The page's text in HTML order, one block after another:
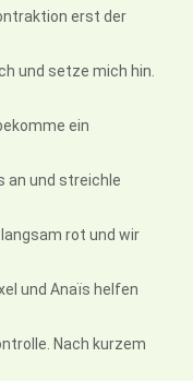
erst der
und setze mich hin.
ein
an und streichle
rot und wir
und Anaïs helfen
Nach kurzem